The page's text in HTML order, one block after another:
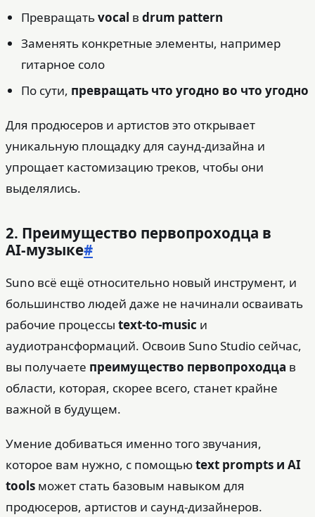
Превращатьvocal в drum pattern
Заменять конкретные элементы, например
гитарное соло
По сути, превращать что угодно во что угодно
Для продюсеров и артистов это открывает
уникальную площадку для саунд-дизайна и
упрощает кастомизацию треков, чтобы они
выделялись.
2. Преимущество первопроходца в
AI‑музыке#
Suno всё ещё относительно новый инструмент, и
большинство людей даже не начинали осваивать
рабочие процессы text-to-music и
аудиотрансформаций. Освоив Suno Studio сейчас,
вы получаете преимущество первопроходца в
области, которая, скорее всего, станет крайне
важной в будущем.
Умение добиваться именно того звучания,
которое вам нужно, с помощьюtext prompts и AI
tools может стать базовым навыком для
продюсеров, артистов и саунд-дизайнеров.